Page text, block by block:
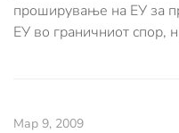
проширување на ЕУ за
ЕУ во граничниот спор,
Мар 9, 2009